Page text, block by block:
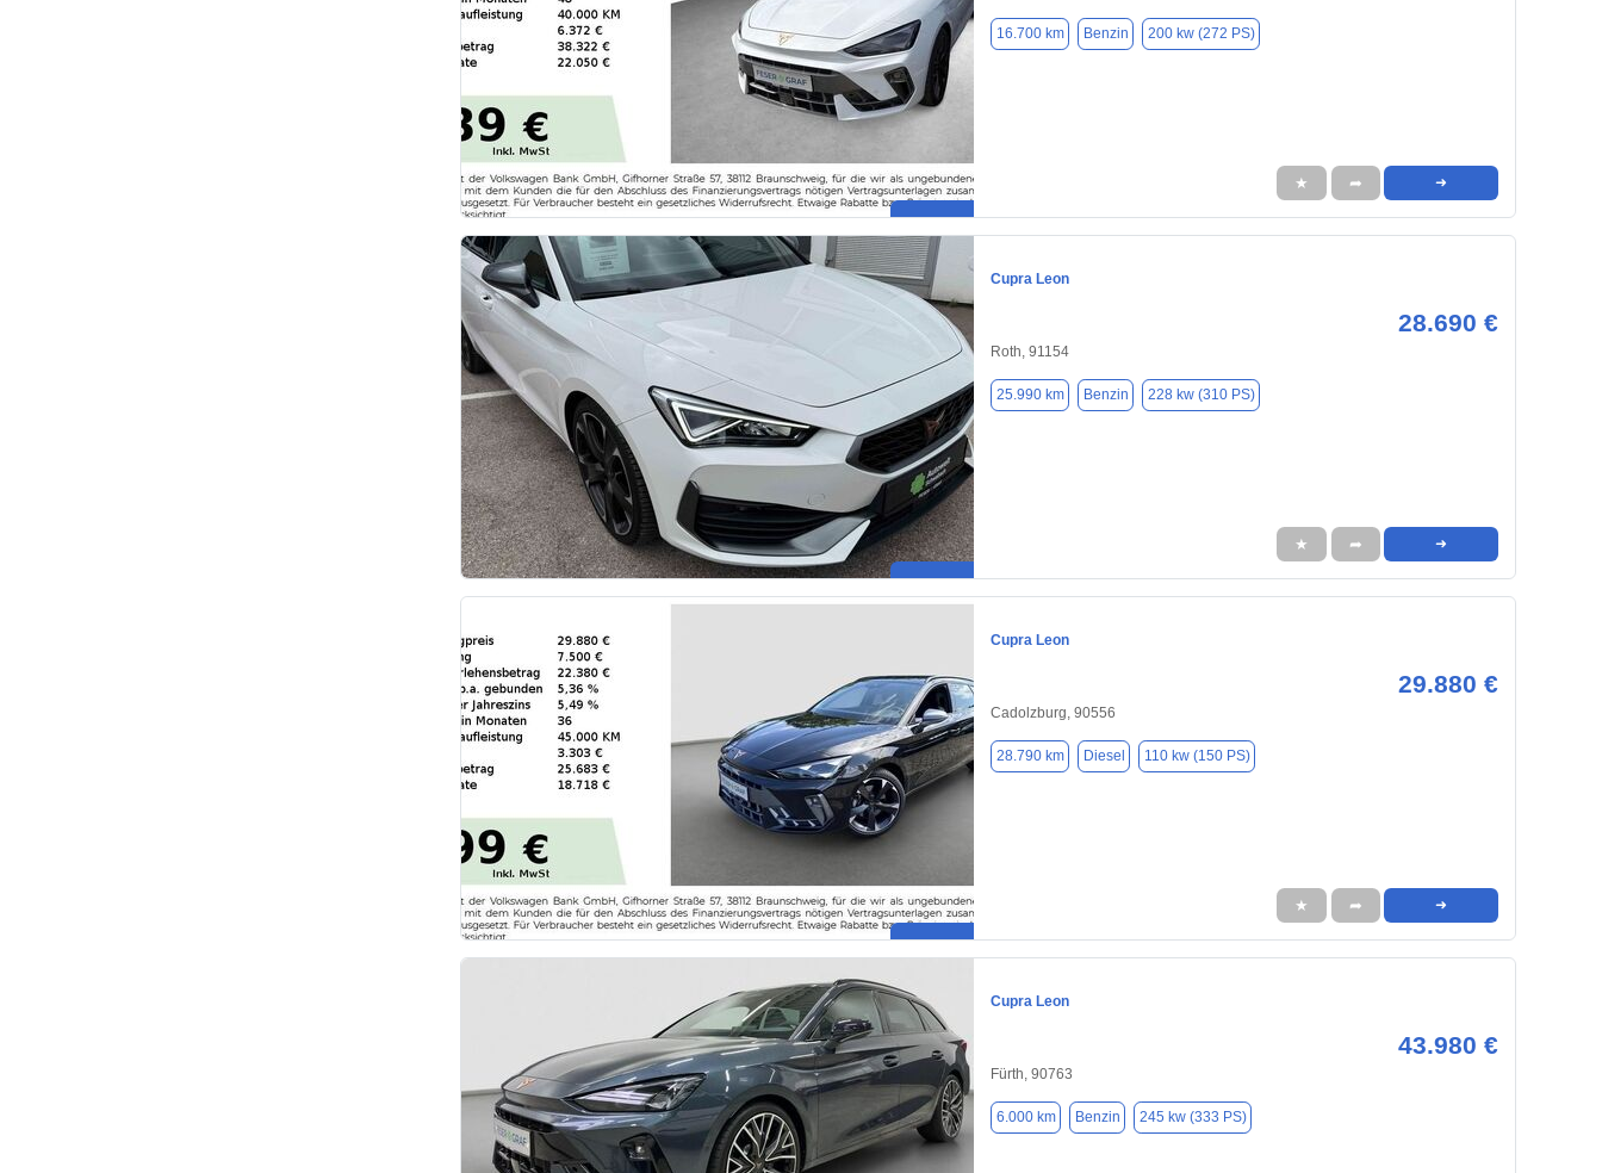
16.700 km Benzin 200 kw (272 PS)
★ ➦ ➜
Cupra Leon
28.690 €
Roth, 91154
25.990 km Benzin 228 kw (310 PS)
★ ➦ ➜
Cupra Leon
29.880 €
Cadolzburg, 90556
28.790 km Diesel 110 kw (150 PS)
★ ➦ ➜
Cupra Leon
43.980 €
Fürth, 90763
6.000 km Benzin 245 kw (333 PS)